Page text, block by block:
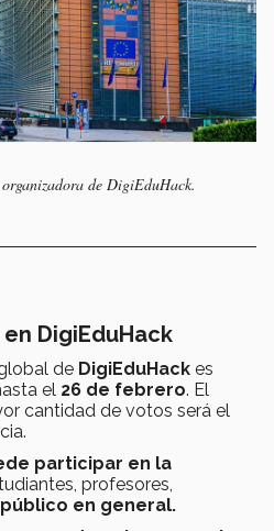
de DigiEduHack.
DigiEduHack
de DigiEduHack es
el 26 de febrero. El
cantidad de votos será el
participar en la
profesores,
público en general.